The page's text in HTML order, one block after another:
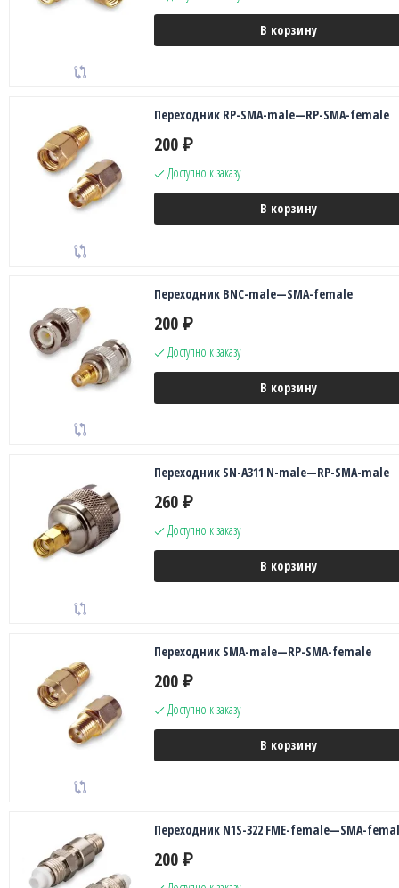
В корзину
Переходник RP-SMA-male—RP-SMA-female
200 ₽
Доступно к заказу
В корзину
Переходник BNC-male—SMA-female
200 ₽
Доступно к заказу
В корзину
Переходник SN-A311 N-male—RP-SMA-male
260 ₽
Доступно к заказу
В корзину
Переходник SMA-male—RP-SMA-female
200 ₽
Доступно к заказу
В корзину
Переходник N1S-322 FME-female—SMA-
200 ₽